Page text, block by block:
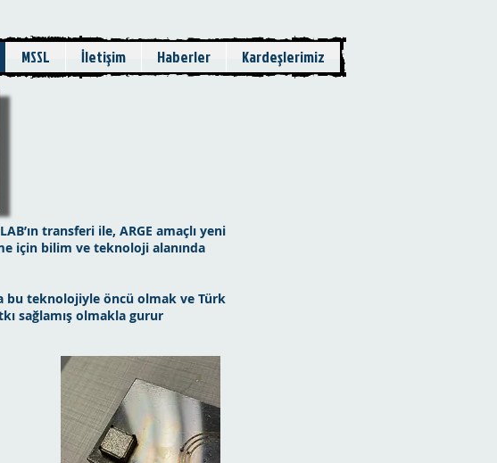
MSSL İletişim Haberler Kardeşlerimiz
transferi ile, ARGE amaçlı yeni
için bilim ve teknoloji alanında
bu teknolojiyle öncü olmak ve Türk
sağlamış olmakla gurur